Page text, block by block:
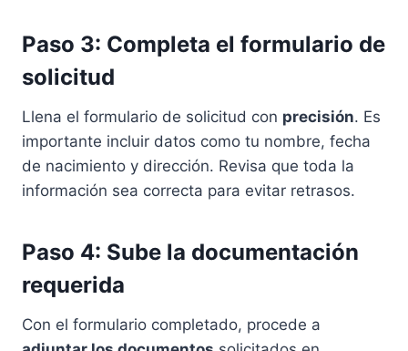
Paso 3: Completa el formulario de
solicitud
Llena el formulario de solicitud con precisión. Es
importante incluir datos como tu nombre, fecha
de nacimiento y dirección. Revisa que toda la
información sea correcta para evitar retrasos.
Paso 4: Sube la documentación
requerida
Con el formulario completado, procede a